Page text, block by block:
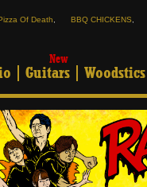
Of Death BBQ CHICKENS
New
Guitars Woodstics